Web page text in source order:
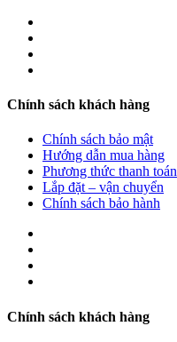
Chính sách khách hàng
Chính sách bảo mật
Hướng dẫn mua hàng
Phương thức thanh toán
Lắp đặt – vận chuyển
Chính sách bảo hành
Chính sách khách hàng